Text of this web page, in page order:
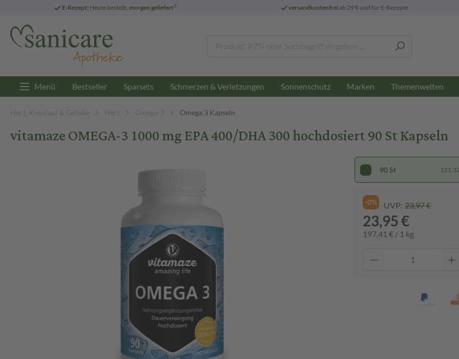
E-Rezept: Heute bestellt, morgen geliefert3 versandkostenfreiab 29 € und für E-Rezepte
Menü Bestseller Sparsets Schmerzen & Verletzungen Sonnenschutz Marken Themenwelten
Herz, Kreislauf & Gefäße Herz Omega-3 Omega 3 Kapseln
vitamaze OMEGA-3 1000 mg EPA 400/DHA 300 hochdosiert 90 St Kapseln
90 St
-0% UVP: 23,97 €
23,95 €
197,41 € / 1 kg